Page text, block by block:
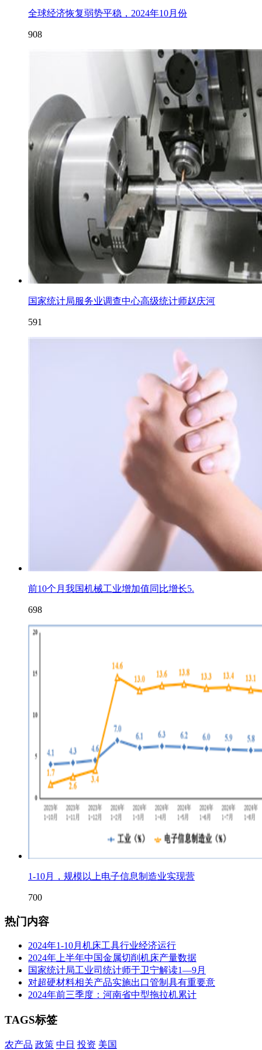
全球经济恢复弱势平稳，2024年10月份
908
国家统计局服务业调查中心高级统计师赵庆河
591
前10个月我国机械工业增加值同比增长5.
698
1-10月，规模以上电子信息制造业实现营
700
热门内容
2024年1-10月机床工具行业经济运行
2024年上半年中国金属切削机床产量数据
国家统计局工业司统计师于卫宁解读1—9月
对超硬材料相关产品实施出口管制具有重要意
2024年前三季度：河南省中型拖拉机累计
TAGS标签
农产品 政策 中日 投资 美国